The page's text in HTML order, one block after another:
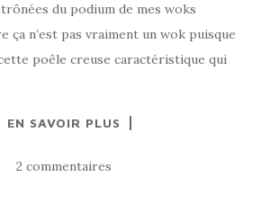
du podium de mes woks
ça n’est pas vraiment un wok puisque
poêle creuse caractéristique qui
EN SAVOIR PLUS
2 commentaires